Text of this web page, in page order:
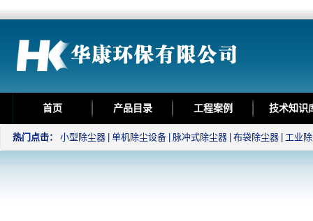
首页 产品目录 工程案例 技术知识
热门点击： 小型除尘器 单机除尘设备 脉冲式除尘器 布袋除尘器 工业